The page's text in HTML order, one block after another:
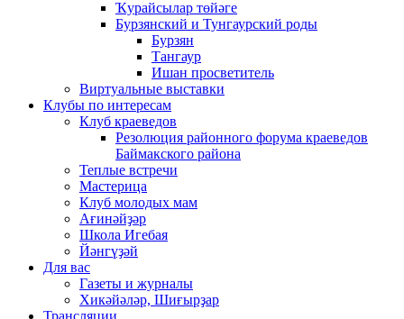
Ҡурайсылар төйәге
Бурзянский и Тунгаурский роды
Бурзян
Тангаур
Ишан просветитель
Виртуальные выставки
Клубы по интересам
Клуб краеведов
Резолюция районного форума краеведов
Баймакского района
Теплые встречи
Мастерица
Клуб молодых мам
Ағинәйҙәр
Школа Игебая
Йәнгүҙәй
Для вас
Газеты и журналы
Хикәйәләр, Шиғырҙар
Трансляции